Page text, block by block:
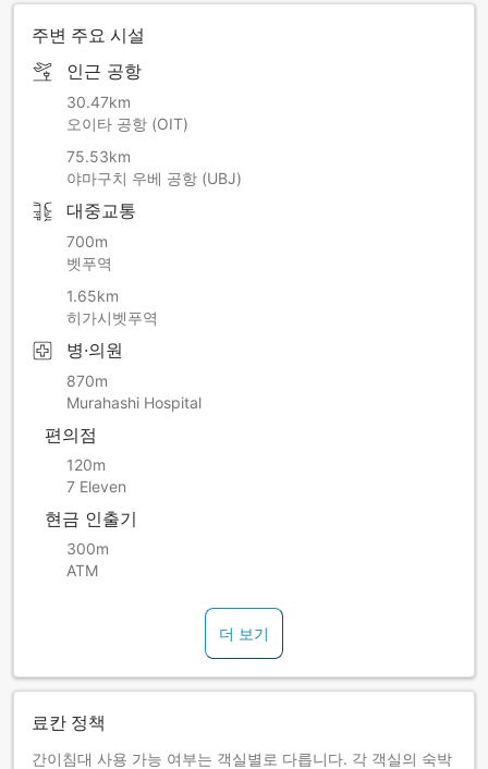
주변 주요 시설
인근 공항
30.47km
오이타 공항 (OIT)
75.53km
야마구치 우베 공항 (UBJ)
대중교통
700m
벳푸역
1.65km
히가시벳푸역
병·의원
870m
Murahashi Hospital
편의점
120m
7 Eleven
현금 인출기
300m
ATM
더 보기
료칸 정책
간이침대 사용 가능 여부는 객실별로 다릅니다. 각 객실의 숙박